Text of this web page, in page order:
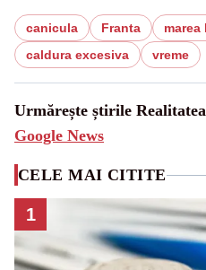
canicula Franta
marea
caldura excesiva
vreme
Urmărește știrile
Google News
CELE MAI CITITE
1